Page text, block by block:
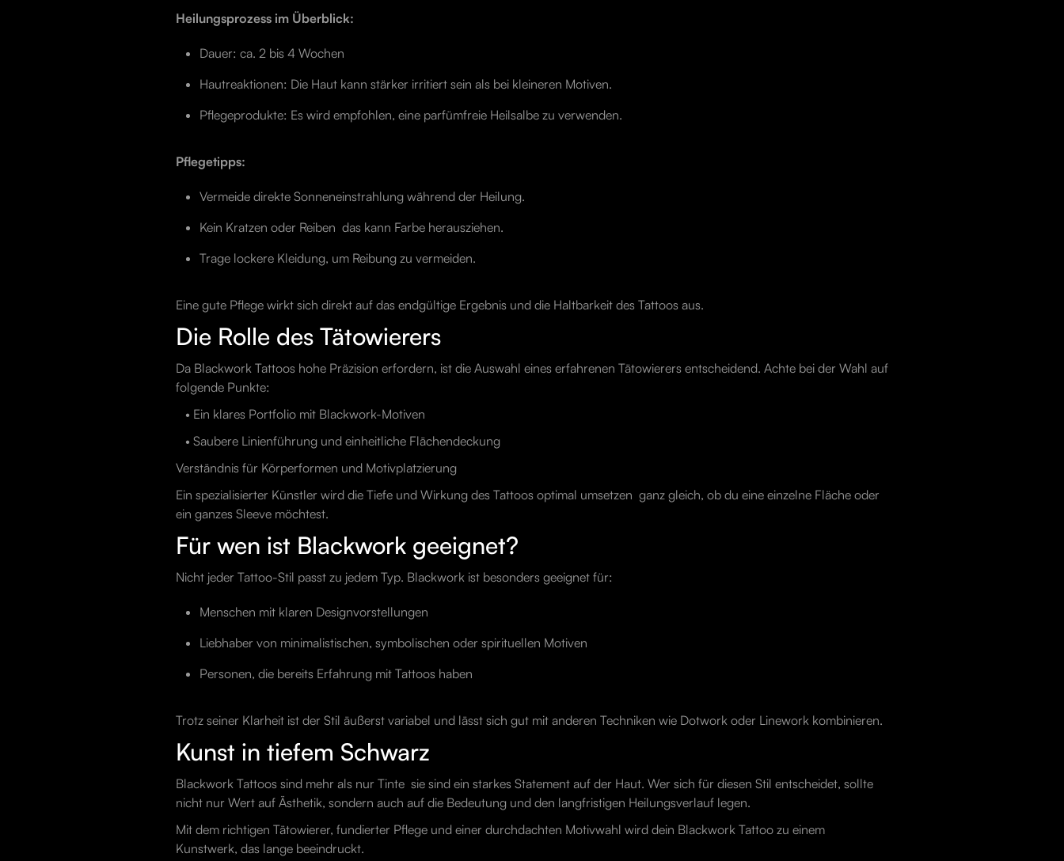
Heilungsprozess im Überblick:
Dauer: ca. 2 bis 4 Wochen
Hautreaktionen: Die Haut kann stärker irritiert sein als bei kleineren Motiven.
Pflegeprodukte: Es wird empfohlen, eine parfümfreie Heilsalbe zu verwenden.
Pflegetipps:
Vermeide direkte Sonneneinstrahlung während der Heilung.
Kein Kratzen oder Reiben  das kann Farbe herausziehen.
Trage lockere Kleidung, um Reibung zu vermeiden.
Eine gute Pflege wirkt sich direkt auf das endgültige Ergebnis und die Haltbarkeit des Tattoos aus.
Die Rolle des Tätowierers
Da Blackwork Tattoos hohe Präzision erfordern, ist die Auswahl eines erfahrenen Tätowierers entscheidend. Achte bei der Wahl auf
folgende Punkte:
• Ein klares Portfolio mit Blackwork-Motiven
• Saubere Linienführung und einheitliche Flächendeckung
Verständnis für Körperformen und Motivplatzierung
Ein spezialisierter Künstler wird die Tiefe und Wirkung des Tattoos optimal umsetzen  ganz gleich, ob du eine einzelne Fläche oder
ein ganzes Sleeve möchtest.
Für wen ist Blackwork geeignet?
Nicht jeder Tattoo-Stil passt zu jedem Typ. Blackwork ist besonders geeignet für:
Menschen mit klaren Designvorstellungen
Liebhaber von minimalistischen, symbolischen oder spirituellen Motiven
Personen, die bereits Erfahrung mit Tattoos haben
Trotz seiner Klarheit ist der Stil äußerst variabel und lässt sich gut mit anderen Techniken wie Dotwork oder Linework kombinieren.
Kunst in tiefem Schwarz
Blackwork Tattoos sind mehr als nur Tinte  sie sind ein starkes Statement auf der Haut. Wer sich für diesen Stil entscheidet, sollte
nicht nur Wert auf Ästhetik, sondern auch auf die Bedeutung und den langfristigen Heilungsverlauf legen.
Mit dem richtigen Tätowierer, fundierter Pflege und einer durchdachten Motivwahl wird dein Blackwork Tattoo zu einem
Kunstwerk, das lange beeindruckt.